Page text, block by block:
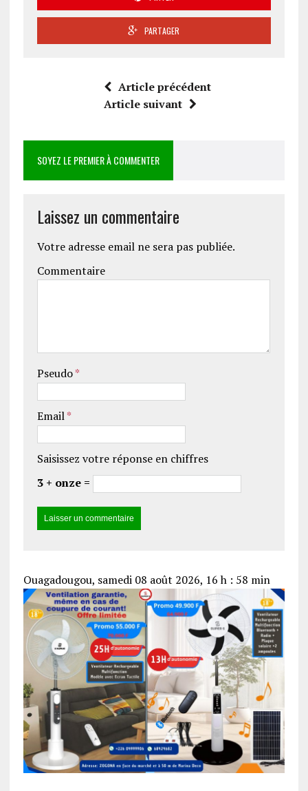
PARTAGER
Article précédent
Article suivant
SOYEZ LE PREMIER À COMMENTER
Laissez un commentaire
Votre adresse email ne sera pas publiée.
Commentaire
Pseudo*
Email*
Saisissez votre réponse en chiffres
3 + onze =
Ouagadougou, samedi 08 août 2026, 16 h : 58 min